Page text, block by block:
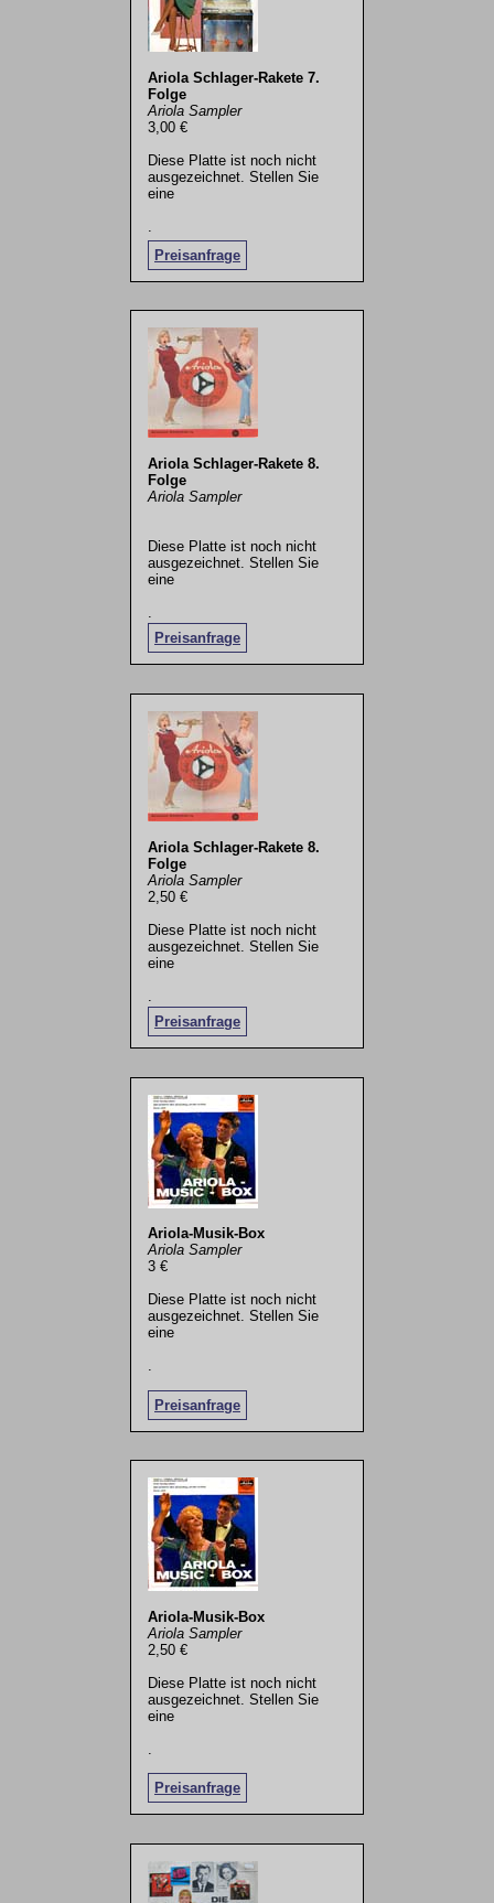
Ariola Schlager-Rakete 7.
Folge
Ariola Sampler
3,00 €
Diese Platte ist noch nicht
ausgezeichnet. Stellen Sie
eine
Preisanfrage
Ariola Schlager-Rakete 8.
Folge
Ariola Sampler
Diese Platte ist noch nicht
ausgezeichnet. Stellen Sie
eine
Preisanfrage
.
Ariola Schlager-Rakete 8.
Folge
Ariola Sampler
2,50 €
Diese Platte ist noch nicht
ausgezeichnet. Stellen Sie
eine
Preisanfrage
Ariola-Musik-Box
Ariola Sampler
3 €
Diese Platte ist noch nicht
ausgezeichnet. Stellen Sie
eine
Preisanfrage
.
Ariola-Musik-Box
Ariola Sampler
2,50 €
Diese Platte ist noch nicht
ausgezeichnet. Stellen Sie
eine
Preisanfrage